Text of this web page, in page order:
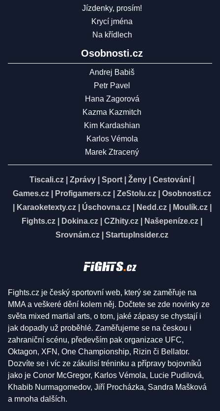
Jízdenky, prosím!
Krycí jména
Na křídlech
Osobnosti.cz
Andrej Babiš
Petr Pavel
Hana Zagorová
Kazma Kazmitch
Kim Kardashian
Karlos Vémola
Marek Ztracený
Tiscali.cz Zprávy Sport Ženy Cestování
Games.cz
Profigamers.cz ZeStolu.cz
Osobnosti.cz
Karaoketexty.cz| Úschovna.cz| Nedd.cz| Moulík.cz|
Fights.cz
Dokina.cz CZhity.cz Našepeníze.cz
Srovnám.cz
StartupInsider.cz
Fights.cz je český sportovní web, který se zaměřuje na
MMA a veškeré dění kolem něj. Dočtete se zde novinky ze
světa mixed martial arts, o tom, jaké zápasy se chystají i
jak dopadly už proběhlé. Zaměřujeme se na českou i
zahraniční scénu, především pak organizace UFC,
Oktagon, XFN, One Championship, Rizin či Bellator.
Dozvíte se i víc ze zákulisí tréninku a přípravy bojovníků
jako je Conor McGregor, Karlos Vémola, Lucie Pudilová,
Khabib Nurmagomedov, Jiří Procházka, Sandra Mašková
a mnoha dalších.